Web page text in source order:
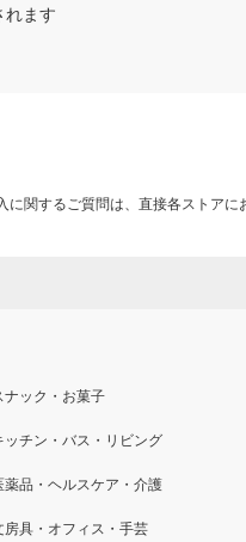
れます
関するご質問は、直接各ストアに
ナック・お菓子
ッチン・バス・リビング
薬品・ヘルスケア・介護
房具・オフィス・手芸